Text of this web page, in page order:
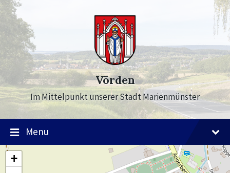
Skip
to
content
Skip
to
main
navigation
Skip
to
footer
Vörden
Im Mittelpunkt unserer Stadt Marienmünster
Menu
+